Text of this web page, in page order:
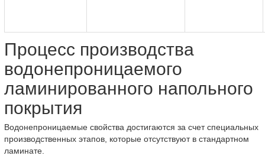
Процесс производства
водонепроницаемого
ламинированного напольного
покрытия
Водонепроницаемые свойства достигаются за счет специальных
производственных этапов, которые отсутствуют в стандартном
ламинате.